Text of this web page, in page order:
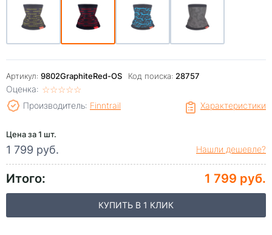
Артикул: 9802GraphiteRed-OS Код поиска: 28757
Оценка: ☆☆☆☆☆
★★★★★
Характеристики
Производитель: Finntrail
Цена за 1 шт.
1 799 руб. Нашли дешевле?
Итого: 1 799 руб.
КУПИТЬ В 1 КЛИК